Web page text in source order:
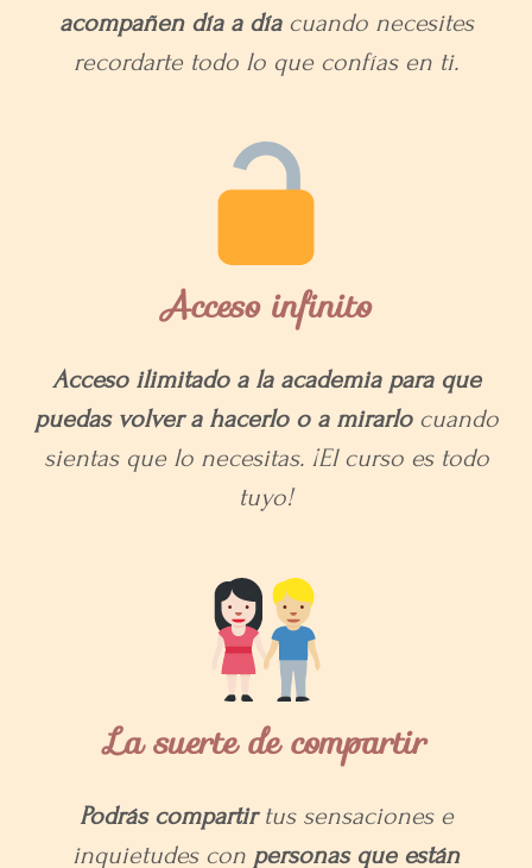
acompañen día a día cuando necesites
recordarte todo lo que confías en ti.
Acceso infinito
Acceso ilimitado a la academia para que
puedas volver a hacerlo o a mirarlocuando
sientas que lo necesitas. ¡El curso es todo
tuyo!
La suerte de compartir
Podrás compartir tus sensaciones e
inquietudes con personas que están